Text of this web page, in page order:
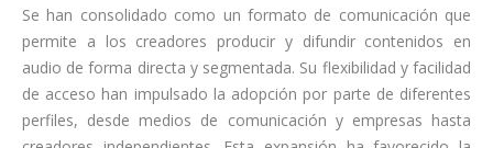
Se han consolidado como un formato de comunicación que
permite a los creadores producir y difundir contenidos en
audio de forma directa y segmentada. Su flexibilidad y facilidad
de acceso han impulsado la adopción por parte de diferentes
perfiles, desde medios de comunicación y empresas hasta